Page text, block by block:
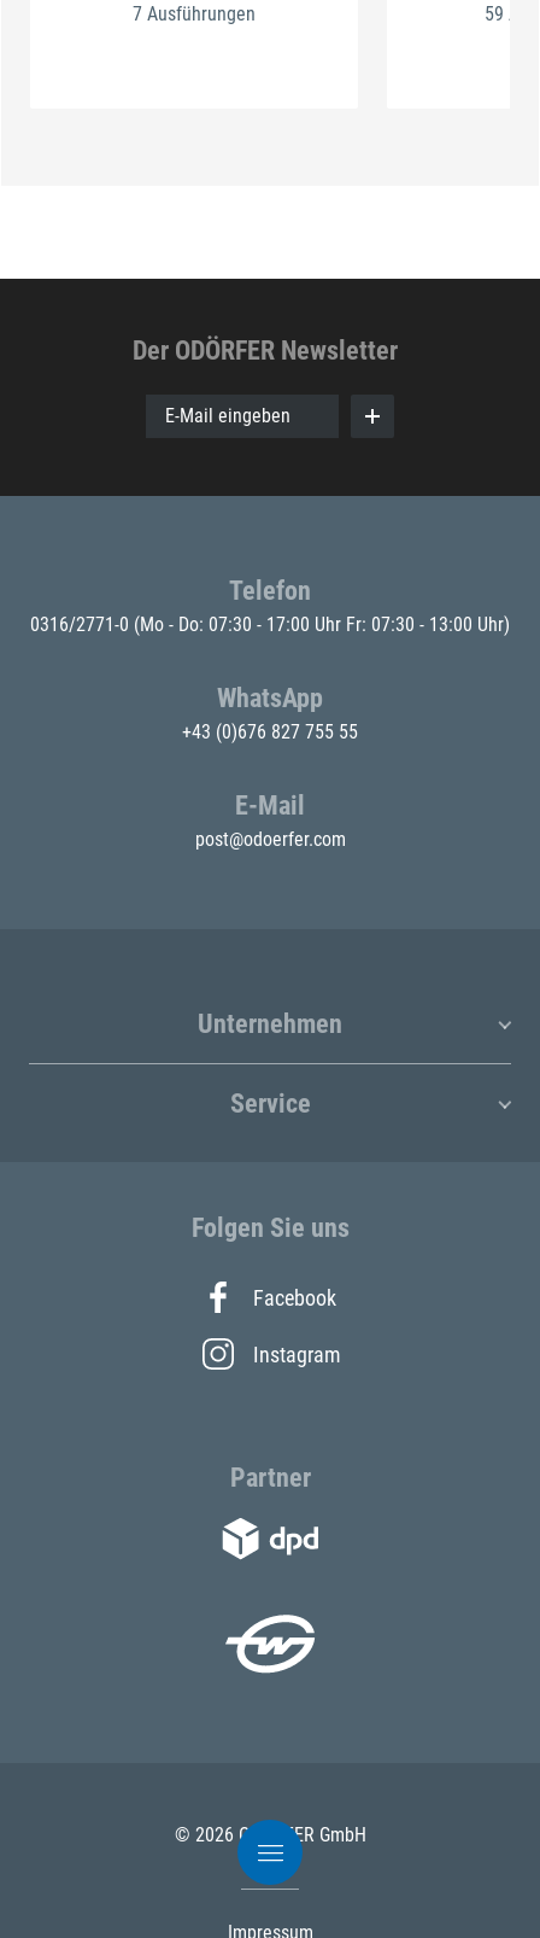
7 Ausführungen 59
Der ODÖRFER Newsletter
E-Mail eingeben
Telefon
0316/2771-0 (Mo - Do: 07:30 - 17:00 Uhr Fr: 07:30 - 13:00 Uhr)
WhatsApp
+43 (0)676 827 755 55
E-Mail
post@odoerfer.com
Unternehmen
Service
Folgen Sie uns
Facebook
Instagram
Partner
© 2026 ODÖRFER GmbH
Impressum